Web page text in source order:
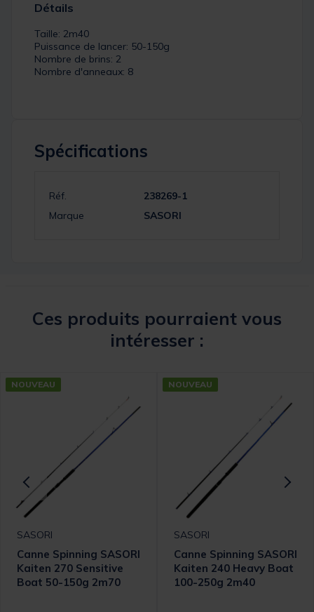
Détails
Taille: 2m40
Puissance de lancer: 50-150g
Nombre de brins: 2
Nombre d'anneaux: 8
Spécifications
Réf.
238269-1
Marque
SASORI
Ces produits pourraient vous
intéresser :
NOUVEAU
SASORI
Canne Spinning SASORI
Kaiten 270 Sensitive
Boat 50-150g 2m70
NOUVEAU
SASORI
Canne Spinning SASORI
Kaiten 240 Heavy Boat
100-250g 2m40